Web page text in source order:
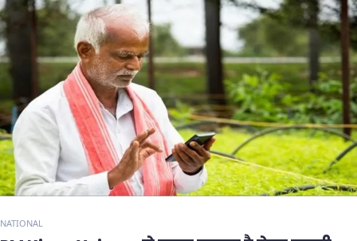
NATIONAL